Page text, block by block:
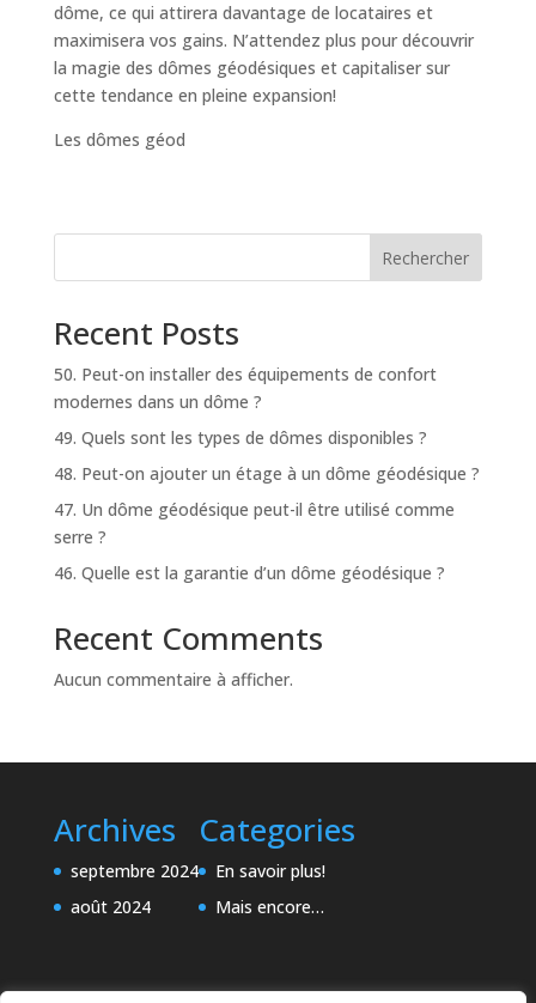
dôme, ce qui attirera davantage de locataires et
maximisera vos gains. N’attendez plus pour découvrir
la magie des dômes géodésiques et capitaliser sur
cette tendance en pleine expansion!
Les dômes géod
Rechercher
Recent Posts
50. Peut-on installer des équipements de confort
modernes dans un dôme ?
49. Quels sont les types de dômes disponibles ?
48. Peut-on ajouter un étage à un dôme géodésique ?
47. Un dôme géodésique peut-il être utilisé comme
serre ?
46. Quelle est la garantie d’un dôme géodésique ?
Recent Comments
Aucun commentaire à afficher.
Archives
septembre 2024
août 2024
Categories
En savoir plus!
Mais encore…